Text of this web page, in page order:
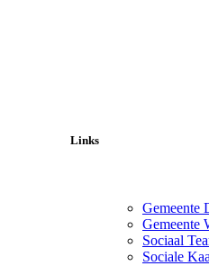
Links
Gemeente
Gemeente
Sociaal
Sociale